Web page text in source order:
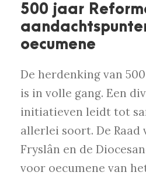
500 jaar
oecumene
De herdenking van
is in volle gang. Een
initiatieven leidt tot
allerlei soort. De Raad
Fryslân en de
voor oecumene van